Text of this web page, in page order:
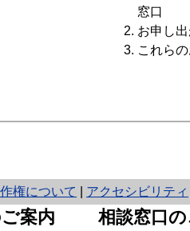
窓口 「
お申し
これら
権について アクセシビリティ
案内 相談窓口